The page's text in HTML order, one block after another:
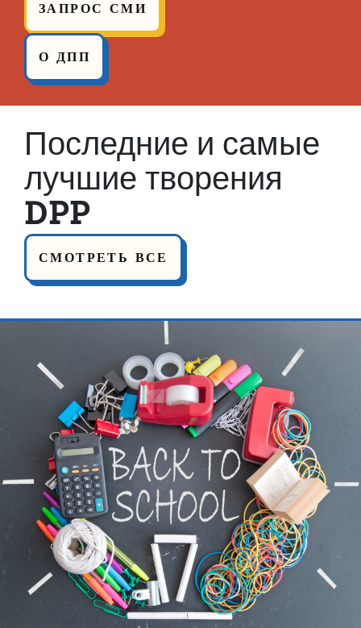
ЗАПРОС СМИ
О ДПП
Последние и самые
лучшие творения
DPP
СМОТРЕТЬ ВСЕ